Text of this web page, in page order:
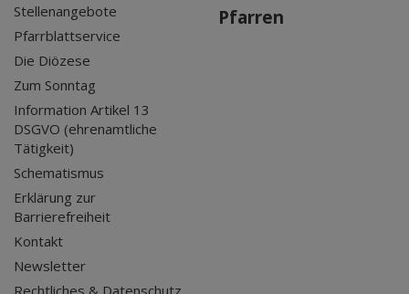
Stellenangebote
Pfarrblattservice
Die Diözese
Zum Sonntag
Information Artikel 13
DSGVO (ehrenamtliche
Tätigkeit)
Schematismus
Erklärung zur
Barrierefreiheit
Kontakt
Newsletter
Rechtliches & Datenschutz
Pfarren